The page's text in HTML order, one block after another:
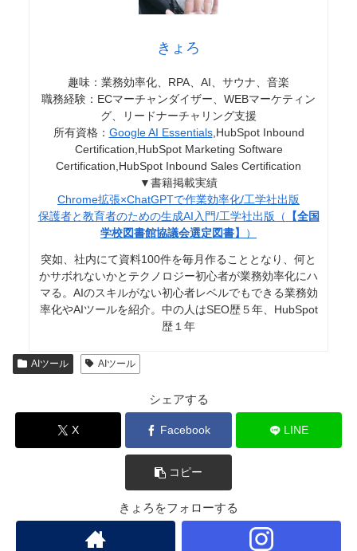
PMRFを使って、あなたの写真に新たな命を吹き込んで
【2025年10月最新】画像生成AIを勉強するの
におすすめ本25選！ジャンル別学習法も紹
介！
※Midjourneyにて作成 近年、画像生成人工知能(AI)が大
きな注目を集めています。画像生成AIとは、テキストを
入力するだけで、AIが自動的に画像を生成する技術で
す。従来の画像編集ソフトウェアとは異なり、AIが創造
的な発想力を発揮して...
ai-workstyle.com 2024.04.30
きょろ
趣味：業務効率化、RPA、AI、サウナ、音楽
グ、リードナーチャリング支援
Google AI Essentials
,HubSpot Inbound
Certification,HubSpot Marketing Software
Certification,HubSpot Inbound Sales Certification
▼書籍掲載実績
Chrome拡張×ChatGPTで作業効率化/工学社出版
保護者と教育者のための生成AI入門/工学社出版（
学校図書館協議会選定図書】）
突如、社内にて資料100件を毎月作ることとなり、何と